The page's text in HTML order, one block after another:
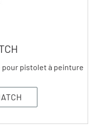
pistolet à peinture